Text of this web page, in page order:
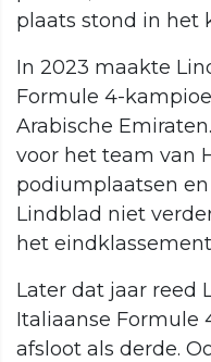
plaats stond in het
In 2023 maakte
Formule 4-
Arabische
voor het team van
podiumplaatsen
Lindblad niet
het
Later dat jaar reed
Italiaanse Formule
afsloot als derde.